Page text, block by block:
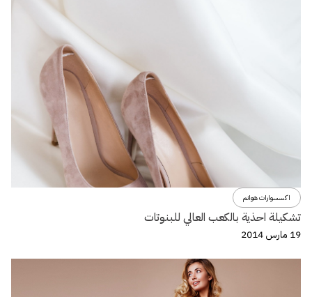
اكسسوارات هوانم
تشكيلة احذية بالكعب العالي للبنوتات
19 مارس 2014